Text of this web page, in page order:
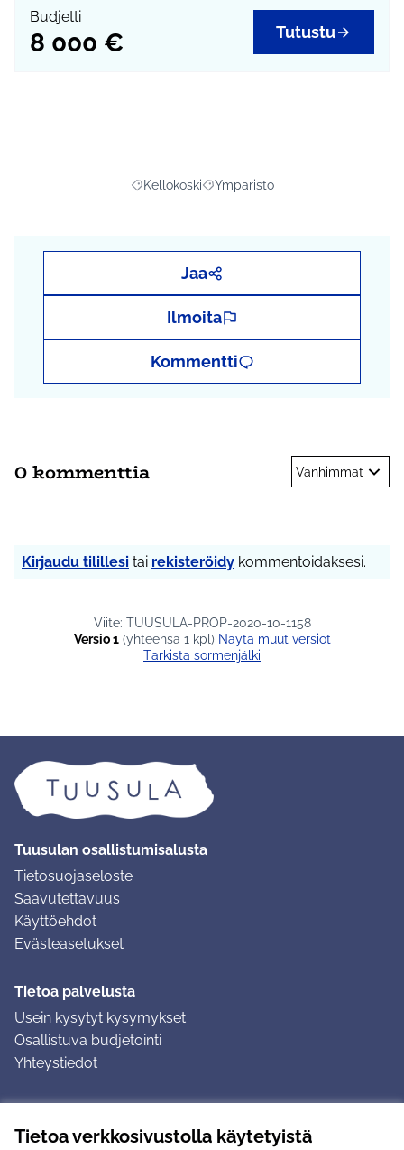
Tietoa verkkosivustolla käytetyistä
Budjetti
8 000 € Tutustu
Rajaa tulokset aihepiirin mukaan: Kellokoski
KellokoskiRajaa tulokset teeman mukaan:
Ympäristö
Jaa
Ilmoita
Kommentti
0 kommenttia Vanhimmat
Kirjaudu tilillesi tai rekisteröidy kommentoidaksesi.
Viite: TUUSULA-PROP-2020-10-1158
Versio 1(yhteensä 1 kpl)
näytä muut versiot
Tarkista sormenjälki
Tuusulan osallistumisalusta
Tietosuojaseloste
Saavutettavuus
Käyttöehdot
Evästeasetukset
Tietoa palvelusta
Usein kysytyt kysymykset
Osallistuva budjetointi
Yhteystiedot
Ohjeet kirjautumiseen